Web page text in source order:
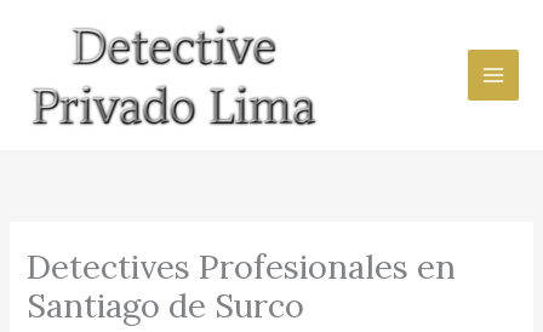
contenido
Detectives Profesionales en
Santiago de Surco